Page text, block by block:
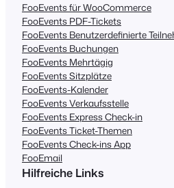
FooEvents für WooCommerce
FooEvents PDF-Tickets
FooEvents Benutzerdefinierte
FooEvents Buchungen
FooEvents Mehrtägig
FooEvents Sitzplätze
FooEvents-Kalender
FooEvents Verkaufsstelle
FooEvents Express Check-in
FooEvents Ticket-Themen
FooEvents Check-ins App
FooEmail
Hilfreiche Links